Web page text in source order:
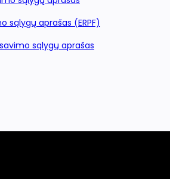
aprašas (ERPF)
sąlygų aprašas